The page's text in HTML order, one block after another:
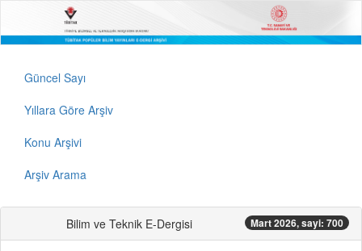
Güncel Sayı
Yıllara Göre Arşiv
Konu Arşivi
Arşiv Arama
Bilim ve Teknik E-Dergisi Mart 2026, sayi: 700